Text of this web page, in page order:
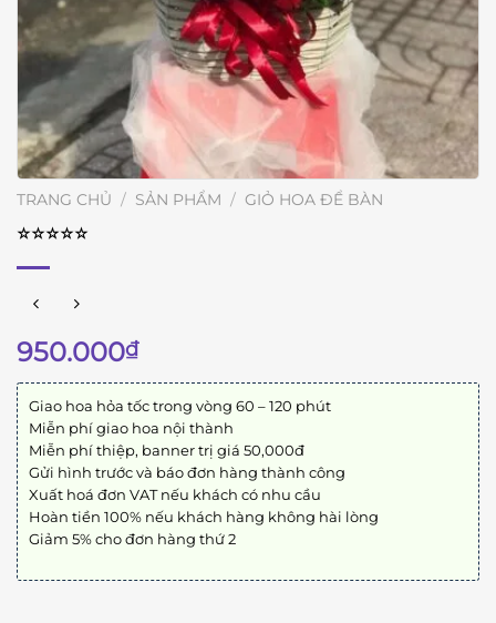
TRANG CHỦ / SẢN PHẨM / GIỎ HOA ĐỂ BÀN
⭐︎⭐︎⭐︎⭐︎⭐︎
950.000₫
Giao hoa hỏa tốc trong vòng 60 – 120 phút
Miễn phí giao hoa nội thành
Miễn phí thiệp, banner trị giá 50,000đ
Gửi hình trước và báo đơn hàng thành công
Xuất hoá đơn VAT nếu khách có nhu cầu
Hoàn tiền 100% nếu khách hàng không hài lòng
Giảm 5% cho đơn hàng thứ 2